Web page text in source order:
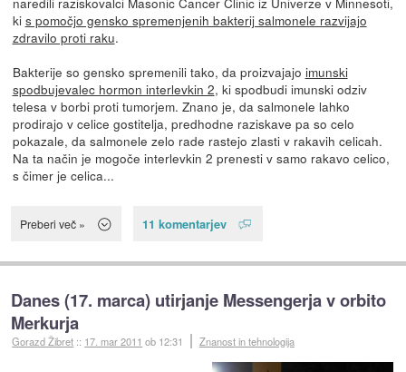
ki s pomočjo gensko spremenjenih bakterij salmonele razvijajo
zdravilo proti raku.
Bakterije so gensko spremenili tako, da proizvajajo imunski
spodbujevalec hormon interlevkin 2, ki spodbudi imunski odziv
telesa v borbi proti tumorjem. Znano je, da salmonele lahko
prodirajo v celice gostitelja, predhodne raziskave pa so celo
pokazale, da salmonele zelo rade rastejo zlasti v rakavih celicah.
Na ta način je mogoče interlevkin 2 prenesti v samo rakavo celico,
s čimer je celica...
Preberi več » 11 komentarjev
Danes (17. marca) utirjanje Messengerja v orbito
Merkurja
Gorazd Žibret :: 17. mar 2011 ob 12:31 Znanost in tehnologija